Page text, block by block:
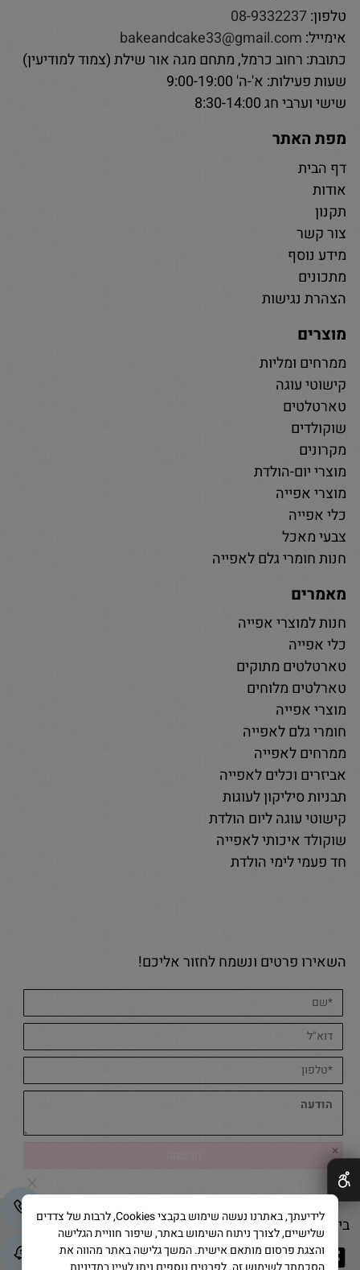
טלפון:08-9332237
אימייל: bakeandcake33@gmail.com
כתובת: רחוב כרמל, מתחם מגה אור שילת (צמוד למודיעין)
שעות פעילות: א'-ה' 9:00-19:00
שישי וערבי חג 8:30-14:00
מפת האתר
דף הבית
אודות
תקנון
צור קשר
מידע נוסף
מתכונים
הצהרת נגישות
מוצרים
ממרחים ומליות
קישוטי עוגה
טארטלטים
שוקולדים
מקרונים
מוצרי יום-הולדת
מוצרי אפייה
כלי אפייה
צבעי מאכל
חנות חומרי גלם לאפייה
מאמרים
חנות למוצרי אפייה
כלי אפייה
טארטלטים מתוקים
טארלטים מלוחים
מוצרי אפייה
חומרי גלם לאפייה
ממרחים לאפייה
אביזרים וכלים לאפייה
תבניות סיליקון לעוגות
קישוטי עוגה ליום הולדת
שוקולד איכותי לאפייה
חד פעמי לימי הולדת
השאירו פרטים ונשמח לחזור אליכם!
בייק אנד קייק © 2025 All Rights Reserved
✕
לידיעתך, באתרנו נעשה שימוש בקבצי Cookies, לרבות של צדדים
שלישיים, לצורך ניתוח השימוש באתר, שיפור חוויית הגלישה
והצגת פרסום מותאם אישית. המשך גלישה באתר מהווה את